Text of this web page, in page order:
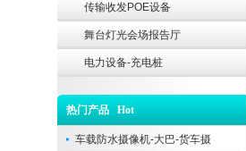
传输收发POE设备
舞台灯光会场报告厅
电力设备-充电桩
热门产品 Hot
车载防水摄像机-大巴-货车摄